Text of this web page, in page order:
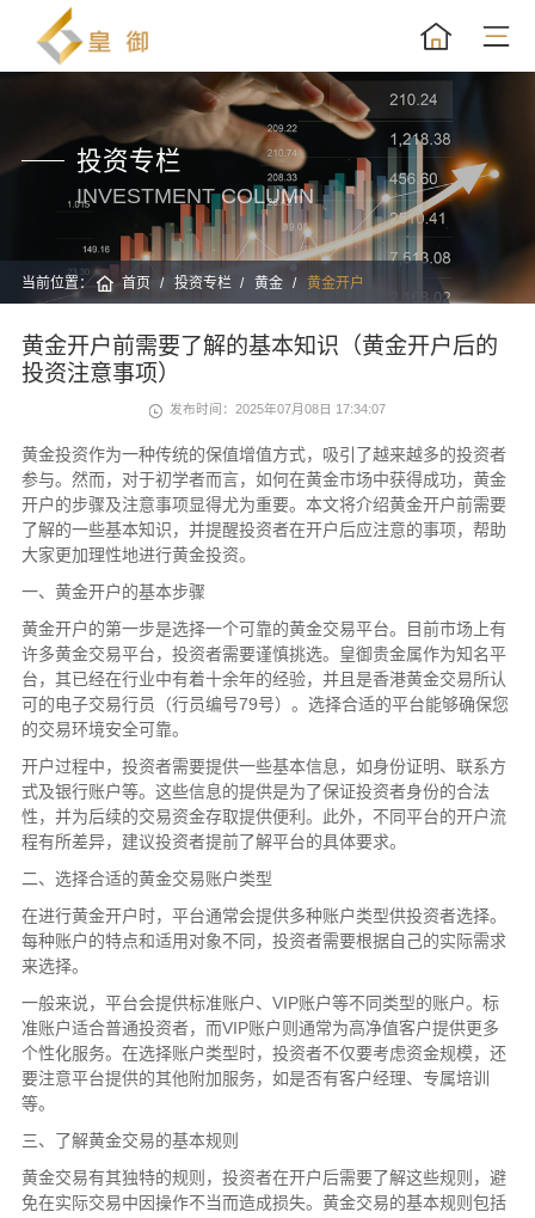
投资专栏
INVESTMENT COLUMN
当前位置： 首页 投资专栏 黄金 黄金开户
黄金开户前需要了解的基本知识（黄金开户后的
投资注意事项）
发布时间：2025年07月08日 17:34:07
黄金投资作为一种传统的保值增值方式，吸引了越来越多的投资者
参与。然而，对于初学者而言，如何在黄金市场中获得成功，黄金
开户的步骤及注意事项显得尤为重要。本文将介绍黄金开户前需要
了解的一些基本知识，并提醒投资者在开户后应注意的事项，帮助
大家更加理性地进行黄金投资。
一、黄金开户的基本步骤
黄金开户的第一步是选择一个可靠的黄金交易平台。目前市场上有
许多黄金交易平台，投资者需要谨慎挑选。皇御贵金属作为知名平
台，其已经在行业中有着十余年的经验，并且是香港黄金交易所认
可的电子交易行员（行员编号79号）。选择合适的平台能够确保您
的交易环境安全可靠。
开户过程中，投资者需要提供一些基本信息，如身份证明、联系方
式及银行账户等。这些信息的提供是为了保证投资者身份的合法
性，并为后续的交易资金存取提供便利。此外，不同平台的开户流
程有所差异，建议投资者提前了解平台的具体要求。
二、选择合适的黄金交易账户类型
在进行黄金开户时，平台通常会提供多种账户类型供投资者选择。
每种账户的特点和适用对象不同，投资者需要根据自己的实际需求
来选择。
一般来说，平台会提供标准账户、VIP账户等不同类型的账户。标
准账户适合普通投资者，而VIP账户则通常为高净值客户提供更多
个性化服务。在选择账户类型时，投资者不仅要考虑资金规模，还
要注意平台提供的其他附加服务，如是否有客户经理、专属培训
等。
三、了解黄金交易的基本规则
黄金交易有其独特的规则，投资者在开户后需要了解这些规则，避
免在实际交易中因操作不当而造成损失。黄金交易的基本规则包括